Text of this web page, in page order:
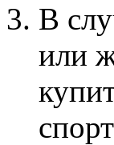
В
или